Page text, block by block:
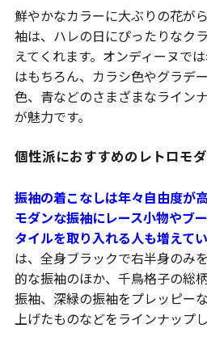
鮮やかなカラーに大ぶりの花が
袖は、ハレの日にぴったりなク
えてくれます。オンディーヌで
はもちろん、カラシ色やグラデ
色、青などのさまざまなライン
が魅力です。
個性派におすすめのレトロモ
振袖の着こなしは年々自由度が
モダンな振袖にレース小物やブ
タイルを取り入れる人も増えて
は、全身ブラックで右半身のみ
的な振袖のほか、千鳥格子の総
振袖、深緑の振袖をプレッピー
上げたものなどをラインナップし